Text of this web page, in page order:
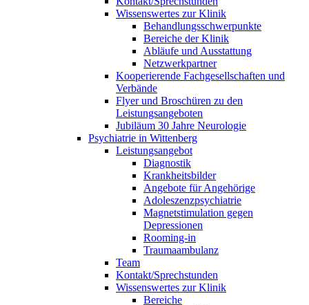
Wissenswertes zur Klinik
Behandlungsschwerpunkte
Bereiche der Klinik
Abläufe und Ausstattung
Netzwerkpartner
Kooperierende Fachgesellschaften und
Verbände
Flyer und Broschüren zu den
Leistungsangeboten
Jubiläum 30 Jahre Neurologie
Psychiatrie in Wittenberg
Leistungsangebot
Diagnostik
Krankheitsbilder
Angebote für Angehörige
Adoleszenzpsychiatrie
Magnetstimulation gegen
Depressionen
Rooming-in
Traumaambulanz
Team
Kontakt/Sprechstunden
Wissenswertes zur Klinik
Bereiche